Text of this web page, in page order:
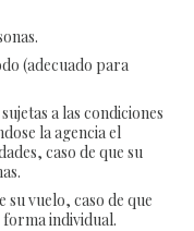
(adecuado para
a las condiciones
la agencia el
caso de que su
vuelo, caso de que
individual.